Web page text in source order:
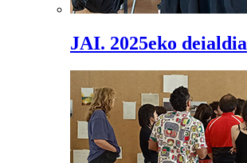
JAI. 2025eko deialdia